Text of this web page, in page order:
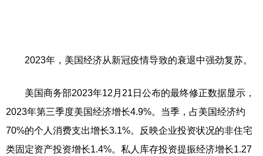
2023年，美国经济从新冠疫情导致的衰退中强劲复苏。
美国商务部2023年12月21日公布的最终修正数据显示，
2023年第三季度美国经济增长4.9%。当季，占美国经济约
70%的个人消费支出增长3.1%。反映企业投资状况的非住宅
类固定资产投资增长1.4%。私人库存投资提振经济增长1.27